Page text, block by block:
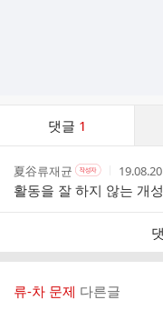
댓글 1
스
작
성
자
夏谷류재균 작
성
자
본
부
작
성
자
작
성
시
간
19.08.20
활동을 잘 하지 않는 개
류-차 문제 다른글